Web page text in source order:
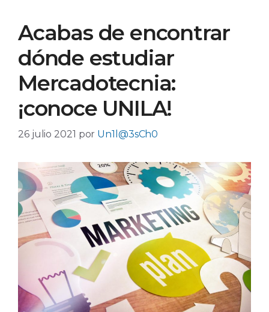
Acabas de encontrar
dónde estudiar
Mercadotecnia:
¡conoce UNILA!
26 julio 2021 por Un1l@3sCh0